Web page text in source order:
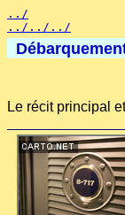
../
../../../
Le récit principal